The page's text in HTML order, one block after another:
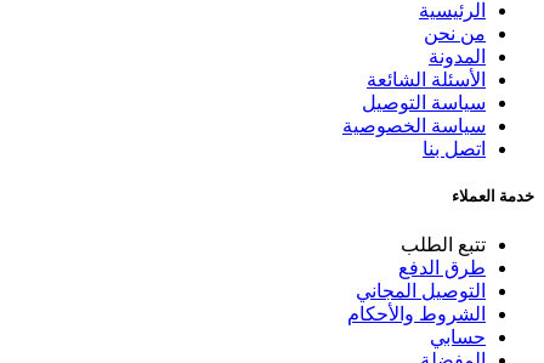
الرئيسية
من نحن
المدونة
الأسئلة الشائعة
سياسة التوصيل
سياسة الخصوصية
اتصل بنا
خدمة العملاء
تتبع الطلب
طرق الدفع
التوصيل المجاني
الشروط والأحكام
حسابي